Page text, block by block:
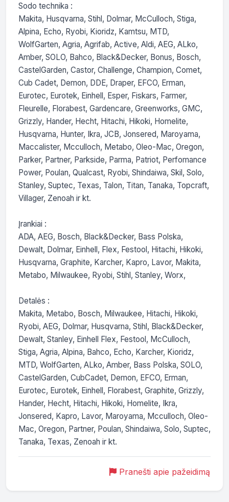
Sodo technika :
Makita, Husqvarna, Stihl, Dolmar, McCulloch, Stiga,
Alpina, Echo, Ryobi, Kioridz, Kamtsu, MTD,
WolfGarten, Agria, Agrifab, Active, Aldi, AEG, ALko,
Amber, SOLO, Bahco, Black&Decker, Bonus, Bosch,
CastelGarden, Castor, Challenge, Champion, Comet,
Cub Cadet, Demon, DDE, Draper, EFCO, Erman,
Eurotec, Eurotek, Einhell, Esper, Fiskars, Farmer,
Fleurelle, Florabest, Gardencare, Greenworks, GMC,
Grizzly, Hander, Hecht, Hitachi, Hikoki, Homelite,
Husqvarna, Hunter, Ikra, JCB, Jonsered, Maroyama,
Maccalister, Mcculloch, Metabo, Oleo-Mac, Oregon,
Parker, Partner, Parkside, Parma, Patriot, Perfomance
Power, Poulan, Qualcast, Ryobi, Shindaiwa, Skil, Solo,
Stanley, Suptec, Texas, Talon, Titan, Tanaka, Topcraft,
Villager, Zenoah ir kt.
Įrankiai :
ADA, AEG, Bosch, Black&Decker, Bass Polska,
Dewalt, Dolmar, Einhell, Flex, Festool, Hitachi, Hikoki,
Husqvarna, Graphite, Karcher, Kapro, Lavor, Makita,
Metabo, Milwaukee, Ryobi, Stihl, Stanley, Worx,
Detalės :
Makita, Metabo, Bosch, Milwaukee, Hitachi, Hikoki,
Ryobi, AEG, Dolmar, Husqvarna, Stihl, Black&Decker,
Dewalt, Stanley, Einhell Flex, Festool, McCulloch,
Stiga, Agria, Alpina, Bahco, Echo, Karcher, Kioridz,
MTD, WolfGarten, ALko, Amber, Bass Polska, SOLO,
CastelGarden, CubCadet, Demon, EFCO, Erman,
Eurotec, Eurotek, Einhell, Florabest, Graphite, Grizzly,
Hander, Hecht, Hitachi, Hikoki, Homelite, Ikra,
Jonsered, Kapro, Lavor, Maroyama, Mcculloch, Oleo-
Mac, Oregon, Partner, Poulan, Shindaiwa, Solo, Suptec,
Tanaka, Texas, Zenoah ir kt.
Pranešti apie pažeidimą